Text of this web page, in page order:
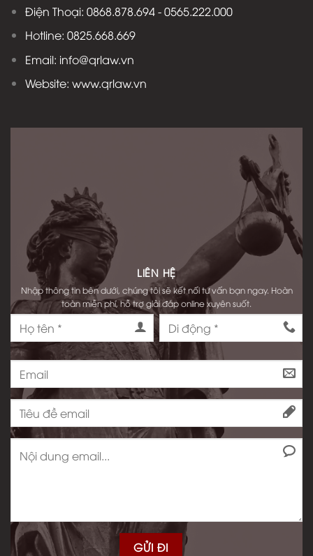
Điện Thoại: 0868.878.694 - 0565.222.000
Hotline: 0825.668.669
Email: info@qrlaw.vn
Website: www.qrlaw.vn
LIÊN HỆ
Nhập thông tin bên dưới, chúng tôi sẽ kết nối tư vấn bạn ngay. Hoàn
toàn miễn phí, hỗ trợ giải đáp online xuyên suốt.